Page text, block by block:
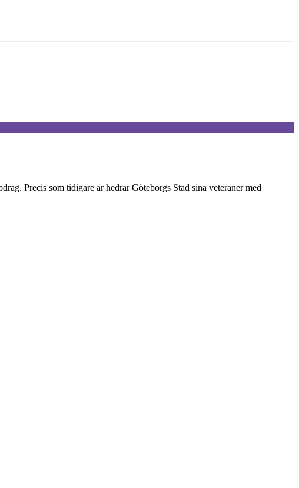
Precis som tidigare år hedrar Göteborgs Stad sina veteraner med